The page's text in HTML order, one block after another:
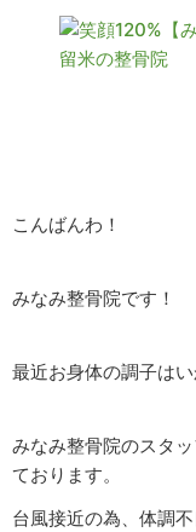
こんばんわ！
みなみ整骨院です！
最近お身体の調子は
みなみ整骨院のスタ
ております。
台風接近の為、体調